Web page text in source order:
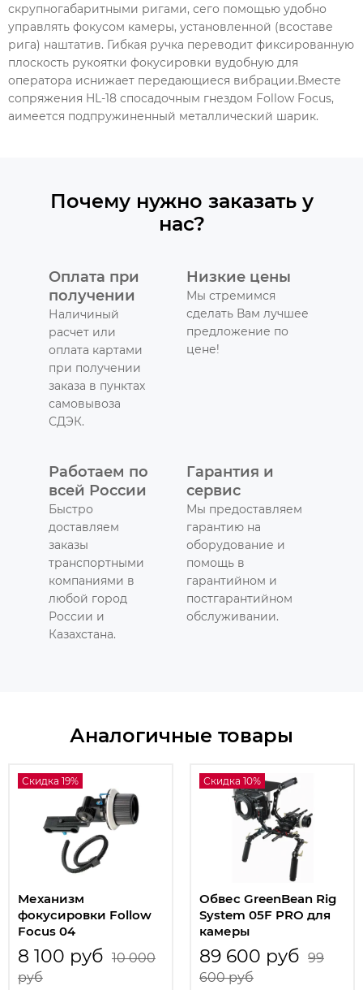
скрупногабаритными ригами, сего помощью удобно
управлять фокусом камеры, установленной (всоставе
рига) наштатив. Гибкая ручка переводит фиксированную
плоскость рукоятки фокусировки вудобную для
оператора иснижает передающиеся вибрации.Вместе
сопряжения HL-18 спосадочным гнездом Follow Focus,
аимеется подпружиненный металлический шарик.
Почему нужно заказать у
нас?
Оплата при
получении
Наличиный
расчет или
оплата картами
при получении
заказа в пунктах
самовывоза
СДЭК.
Низкие цены
Мы стремимся
сделать Вам лучшее
предложение по
цене!
Работаем по
всей России
Быстро
доставляем
заказы
транспортными
компаниями в
любой город
России и
Казахстана.
Гарантия и
сервис
Мы предоставляем
гарантию на
оборудование и
помощь в
гарантийном и
постгарантийном
обслуживании.
Аналогичные товары
Скидка 19%
Механизм
фокусировки Follow
Focus 04
8 100 руб 10 000
руб
Скидка 10%
Обвес GreenBean Rig
System 05F PRO для
камеры
89 600 руб 99
600 руб